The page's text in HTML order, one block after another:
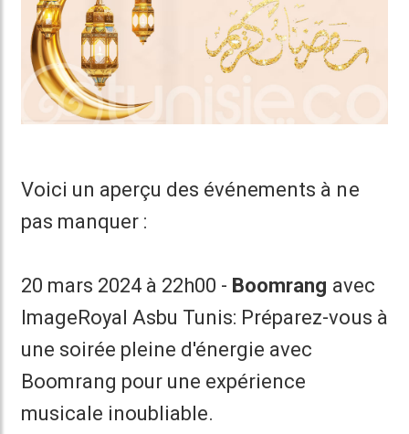
Voici un aperçu des événements à ne
pas manquer :
20 mars 2024 à 22h00 - Boomrang avec
ImageRoyal Asbu Tunis: Préparez-vous à
une soirée pleine d'énergie avec
Boomrang pour une expérience
musicale inoubliable.